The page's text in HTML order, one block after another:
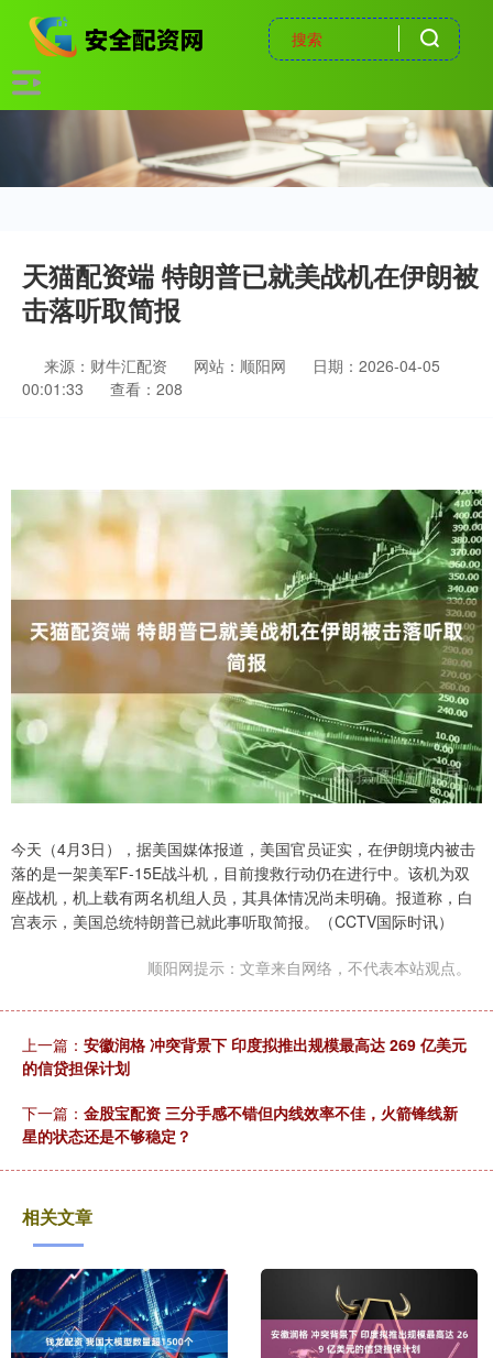
天猫配资端 特朗普已就美战机在伊朗被
击落听取简报
来源：财牛汇配资 网站：顺阳网
日期：2026-04-05
00:01:33
查看：208
今天（4月3日），据美国媒体报道，美国官员证实，在伊朗境内被击
落的是一架美军F-15E战斗机，目前搜救行动仍在进行中。该机为双
座战机，机上载有两名机组人员，其具体情况尚未明确。报道称，白
宫表示，美国总统特朗普已就此事听取简报。（CCTV国际时讯）
顺阳网提示：文章来自网络，不代表本站观点。
上一篇： 安徽润格 冲突背景下 印度拟推出规模最高达 269 亿美元
的信贷担保计划
下一篇： 金股宝配资 三分手感不错但内线效率不佳，火箭锋线新
星的状态还是不够稳定？
相关文章